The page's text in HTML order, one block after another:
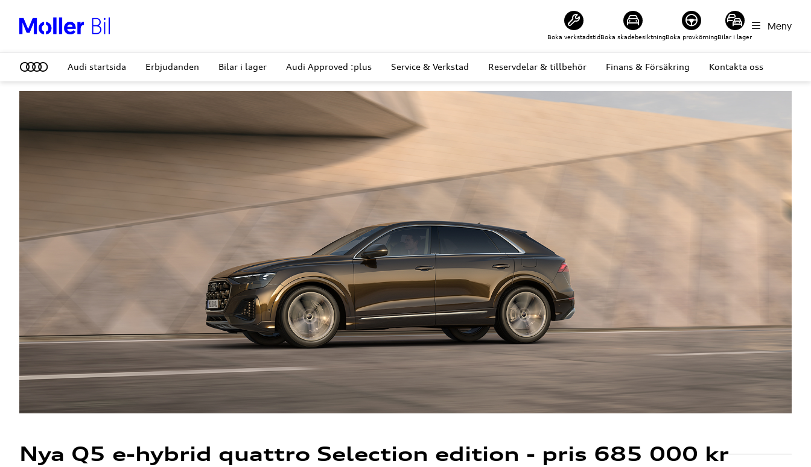
Boka verkstadstidBoka skadebesiktningBoka provkörningBilar i lager
Meny
Audi startsida Erbjudanden Bilar i lager Audi Approved :plus Service & Verkstad Reservdelar & tillbehör Finans & Försäkring Kontakta oss
Nya Q5 e-hybrid quattro Selection edition - pris 685 000 kr